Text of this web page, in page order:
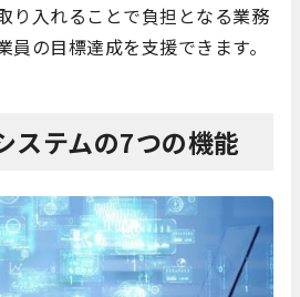
り入れることで負担となる業務
の目標達成を支援できます。
ステムの7つの機能